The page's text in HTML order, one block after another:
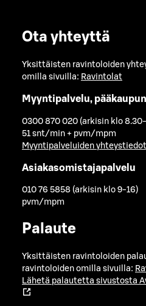
Ota yhteyttä
Yksittäisten ravintoloiden
omilla sivuilla: Ravintolat
Myyntipalvelu,
0300 870 020 (arkisin klo
51 snt/min + pvm/mpm
Myyntipalveluiden
Asiakasomistajapalvelu
010 76 5858 (arkisin klo 9-16)
pvm/mpm
Palaute
Yksittäisten ravintoloiden
ravintoloiden omilla sivuilla:
Lähetä palautetta sivustosta